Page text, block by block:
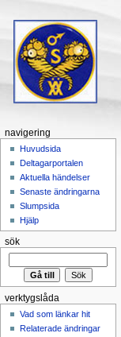
navigering
Huvudsida
Deltagarportalen
Aktuella händelser
Senaste ändringarna
Slumpsida
Hjälp
sök
verktygslåda
Vad som länkar hit
Relaterade ändringar